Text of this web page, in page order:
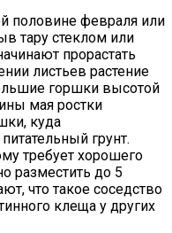
половине февраля или
тару стеклом или
прорастать
листьев растение
горшки высотой
мая ростки
куда
грунт.
требует хорошего
разместить до 5
что такое соседство
клеща у других